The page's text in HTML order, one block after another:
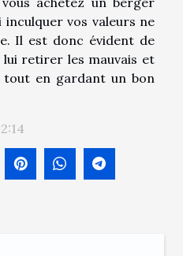
vos valeurs ne
Il est donc évident de
retirer les mauvais et
en gardant un bon